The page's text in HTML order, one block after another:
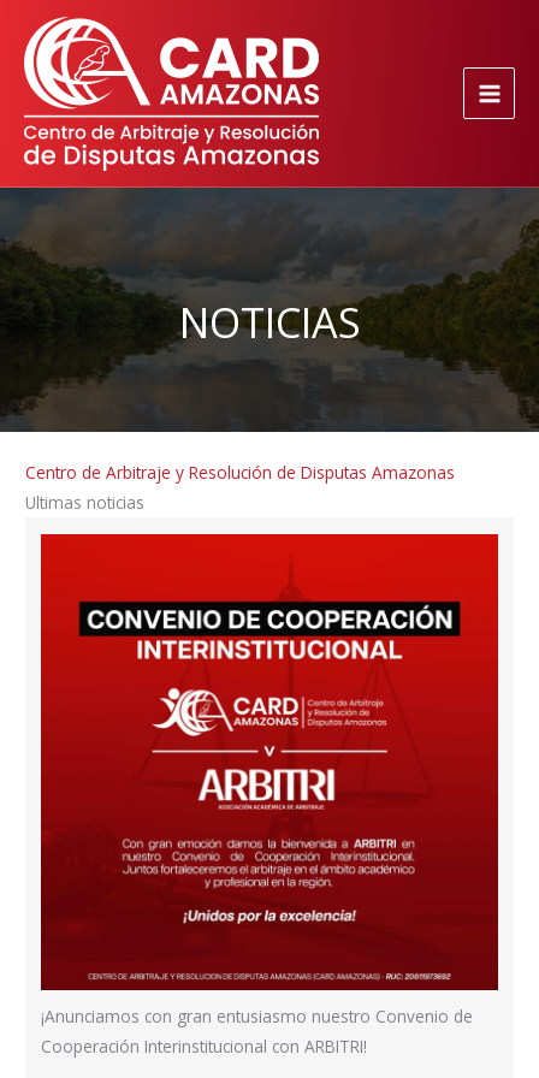
contenido
NOTICIAS
Centro de Arbitraje y Resolución de Disputas Amazonas
Ultimas noticias
¡Anunciamos con gran entusiasmo nuestro Convenio de
Cooperación Interinstitucional con ARBITRI!